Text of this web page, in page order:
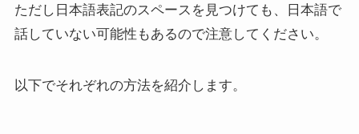
ただし日本語表記のスペースを見つけても、日本語で
話していない可能性もあるので注意してください。
以下でそれぞれの方法を紹介します。